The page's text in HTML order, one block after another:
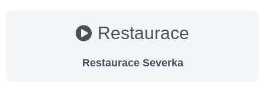
Restaurace
Restaurace Severka